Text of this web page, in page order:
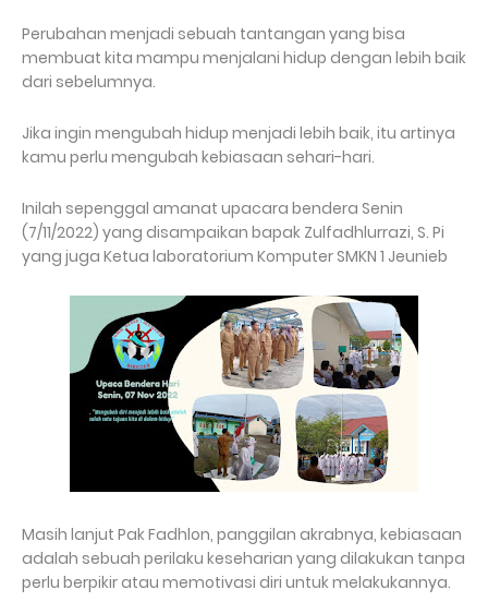
Perubahan menjadi sebuah tantangan yang bisa
membuat kita mampu menjalani hidup dengan lebih baik
dari sebelumnya.
Jika ingin mengubah hidup menjadi lebih baik, itu artinya
kamu perlu mengubah kebiasaan sehari-hari.
Inilah sepenggal amanat upacara bendera Senin
(7/11/2022) yang disampaikan bapak Zulfadhlurrazi, S. Pi
yang juga Ketua laboratorium Komputer SMKN 1 Jeunieb
Masih lanjut Pak Fadhlon, panggilan akrabnya, kebiasaan
adalah sebuah perilaku keseharian yang dilakukan tanpa
perlu berpikir atau memotivasi diri untuk melakukannya.